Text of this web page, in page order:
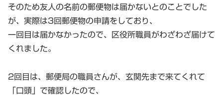
そのため友人の名前の郵便物は届かないとのことでした
が、実際は3回郵便物の申請をしており、
一回目は届かなかったので、区役所職員がわざわざ届けて
くれました。
2回目は、郵便局の職員さんが、玄関先まで来てくれて
「口頭」で確認したので、